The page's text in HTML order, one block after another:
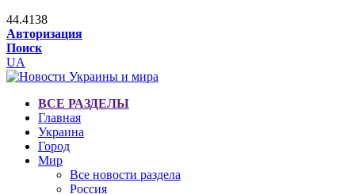
44.4138
Авторизация
Поиск
UA
ВСЕ РАЗДЕЛЫ
Главная
Украина
Город
Мир
Все новости раздела
Россия